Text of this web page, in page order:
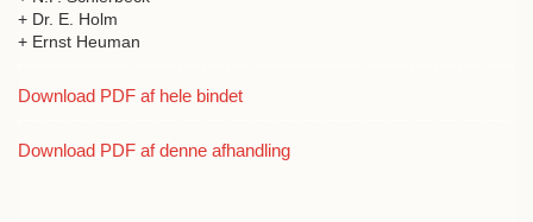
+ Dr. E. Holm
+ Ernst Heuman
Download PDF af hele bindet
Download PDF af denne afhandling